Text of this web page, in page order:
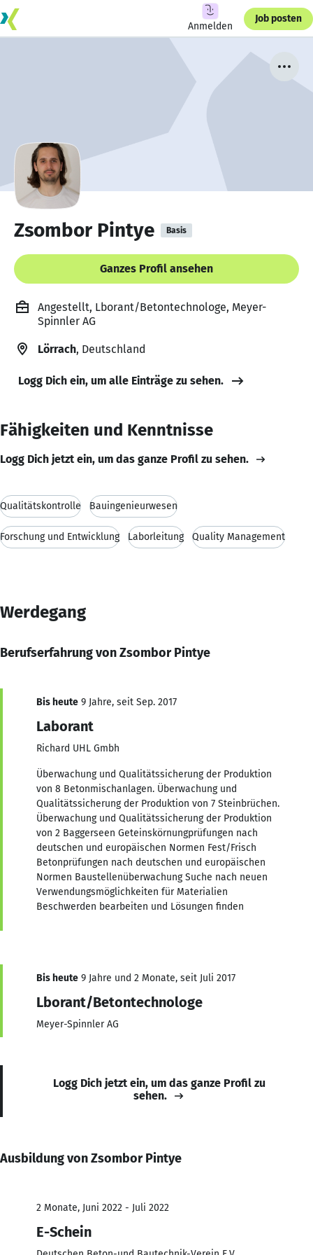
Anmelden
Job posten
Zsombor Pintye Basis
Ganzes Profil ansehen
Angestellt, Lborant/Betontechnologe, Meyer-
Spinnler AG
Lörrach, Deutschland
Logg Dich ein, um alle Einträge zu sehen.
Fähigkeiten und Kenntnisse
Logg Dich jetzt ein, um das ganze Profil zu sehen.
Qualitätskontrolle Bauingenieurwesen
Forschung und Entwicklung Laborleitung Quality Management
Werdegang
Berufserfahrung von Zsombor Pintye
Bis heute 9 Jahre, seit Sep. 2017
Laborant
Richard UHL Gmbh
Überwachung und Qualitätssicherung der Produktion
von 8 Betonmischanlagen. Überwachung und
Qualitätssicherung der Produktion von 7 Steinbrüchen.
Überwachung und Qualitätssicherung der Produktion
von 2 Baggerseen Geteinskörnungprüfungen nach
deutschen und europäischen Normen Fest/Frisch
Betonprüfungen nach deutschen und europäischen
Normen Baustellenüberwachung Suche nach neuen
Verwendungsmöglichkeiten für Materialien
Beschwerden bearbeiten und Lösungen finden
Bis heute 9 Jahre und 2 Monate, seit Juli 2017
Lborant/Betontechnologe
Meyer-Spinnler AG
Logg Dich jetzt ein, um das ganze Profil zu
sehen.
Ausbildung von Zsombor Pintye
2 Monate, Juni 2022 - Juli 2022
E-Schein